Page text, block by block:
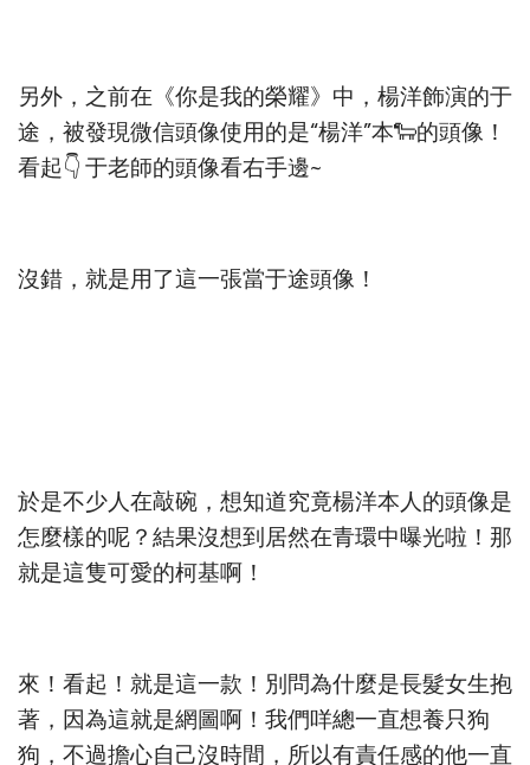
另外，之前在《你是我的榮耀》中，楊洋飾演的于
途，被發現微信頭像使用的是“楊洋”本🐑的頭像！
看起👇 于老師的頭像看右手邊~
沒錯，就是用了這一張當于途頭像！
於是不少人在敲碗，想知道究竟楊洋本人的頭像是
怎麼樣的呢？結果沒想到居然在青環中曝光啦！那
就是這隻可愛的柯基啊！
來！看起！就是這一款！別問為什麼是長髮女生抱
著，因為這就是網圖啊！我們咩總一直想養只狗
狗，不過擔心自己沒時間，所以有責任感的他一直